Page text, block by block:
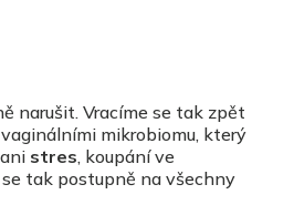
narušit. Vracíme se tak zpět
mikrobiomu, který
stres, koupání ve
tak postupně na všechny